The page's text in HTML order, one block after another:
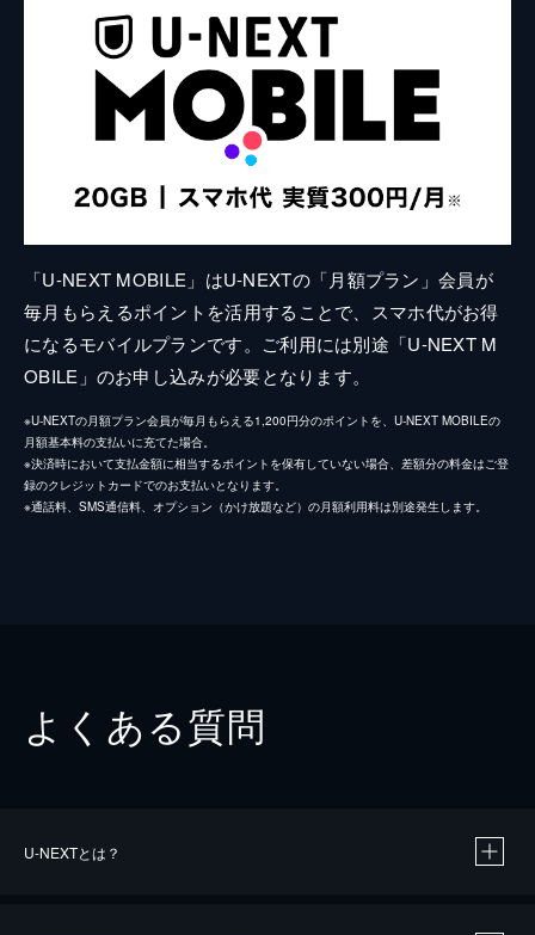
「U-NEXT MOBILE」はU-NEXTの「月額プラン」会員が
毎月もらえるポイントを活用することで、スマホ代がお得
になるモバイルプランです。ご利用には別途「U-NEXT M
OBILE」のお申し込みが必要となります。
※U-NEXTの月額プラン会員が毎月もらえる1,200円分のポイントを、U-NEXT MOBILEの
月額基本料の支払いに充てた場合。
※決済時において支払金額に相当するポイントを保有していない場合、差額分の料金はご登
録のクレジットカードでのお支払いとなります。
※通話料、SMS通信料、オプション（かけ放題など）の月額利用料は別途発生します。
よくある質問
U-NEXTとは？